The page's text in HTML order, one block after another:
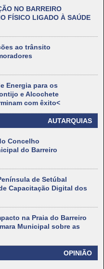
NO BARREIRO
FÍSICO LIGADO À SAÚDE
ao trânsito
Energia para os
e Alcochete
com êxito<
AUTARQUIAS
Concelho
do Barreiro
de Setúbal
Capacitação Digital dos
na Praia do Barreiro
Municipal sobre as
OPINIÃO